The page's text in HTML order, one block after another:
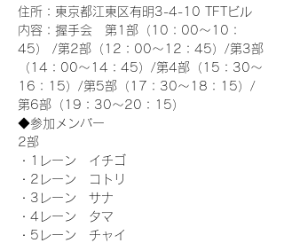
住所：東京都江東区有明3-4-10 TFTビル
内容：握手会　第1部（10：00～10：
45） /第2部（12：00～12：45）/第3部
（14：00～14：45）/第4部（15：30～
16：15）/第5部（17：30～18：15）/
第6部（19：30～20：15）
◆参加メンバー
2部
・1レーン　イチゴ
・2レーン　コトリ
・3レーン　サナ
・4レーン　タマ
・5レーン　チャイ